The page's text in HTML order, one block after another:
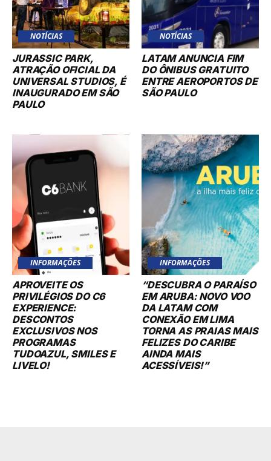
NOTÍCIAS
JURASSIC PARK,
ATRAÇÃO OFICIAL DA
UNIVERSAL STUDIOS, É
INAUGURADO EM SÃO
PAULO
NOTÍCIAS
LATAM ANUNCIA FIM
DO ÔNIBUS GRATUITO
ENTRE AEROPORTOS DE
SÃO PAULO
INFORMAÇÕES
APROVEITE OS
PRIVILÉGIOS DO C6
EXPERIENCE:
DESCONTOS
EXCLUSIVOS NOS
PROGRAMAS
TUDOAZUL, SMILES E
LIVELO!
INFORMAÇÕES
“DESCUBRA O PARAÍSO
EM ARUBA: NOVO VOO
DA LATAM COM
CONEXÃO EM LIMA
TORNA AS PRAIAS MAIS
FELIZES DO CARIBE
AINDA MAIS
ACESSÍVEIS!”